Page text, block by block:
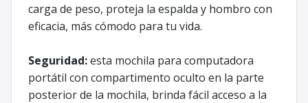
carga de peso, proteja la espalda y hombro con
eficacia, más cómodo para tu vida.
Seguridad:esta mochila para computadora
portátil con compartimento oculto en la parte
posterior de la mochila, brinda fácil acceso a la